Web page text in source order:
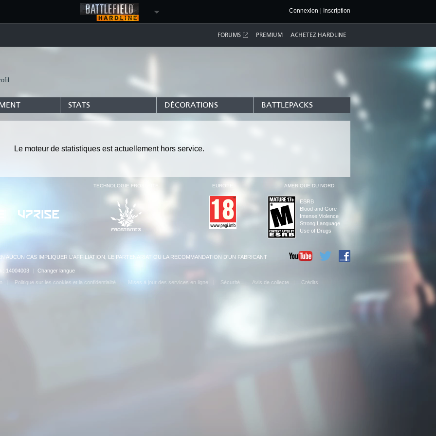
Connexion Inscription
FORUMS PREMIUM ACHETEZ HARDLINE
STATS DÉCORATIONS BATTLEPACKS
Le moteur de statistiques est actuellement hors service.
TECHNOLOGIE FROSTBITE EUROPE AMÉRIQUE DU NORD
ESRB
Blood and Gore
Intense Violence
Strong Language
Use of Drugs
AUCUN CAS IMPLIQUER L'AFFILIATION, LE PARTENARIAT OU LA RECOMMANDATION D'UN FABRICANT
: 14004003
Changer langue
Politique sur les cookies et la confidentialité Mises à jour des services en ligne Sécurité Avis de collecte Crédits